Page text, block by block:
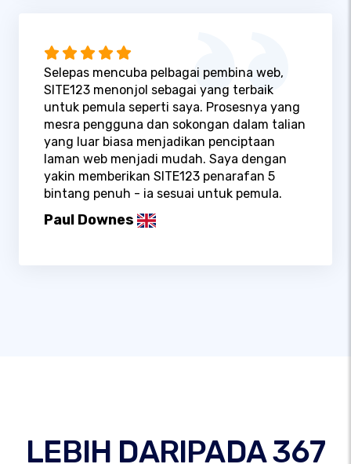
Selepas mencuba pelbagai pembina web,
SITE123 menonjol sebagai yang terbaik
untuk pemula seperti saya. Prosesnya yang
mesra pengguna dan sokongan dalam talian
yang luar biasa menjadikan penciptaan
laman web menjadi mudah. Saya dengan
yakin memberikan SITE123 penarafan 5
bintang penuh - ia sesuai untuk pemula.
Paul Downes
LEBIH DARIPADA 367